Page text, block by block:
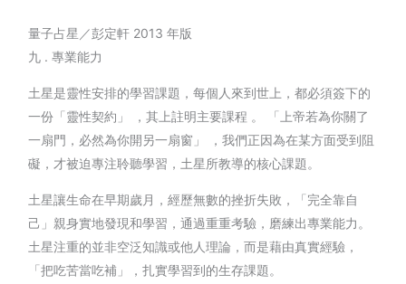
量子占星／彭定軒 2013 年版
九 . 專業能力
土星是靈性安排的學習課題，每個人來到世上，都必須簽下的
一份「靈性契約」 ，其上註明主要課程 。 「上帝若為你關了
一扇門，必然為你開另一扇窗」 ，我們正因為在某方面受到阻
礙，才被迫專注聆聽學習，土星所教導的核心課題。
土星讓生命在早期歲月，經歷無數的挫折失敗，「完全靠自
己」親身實地發現和學習，通過重重考驗，磨練出專業能力。
土星注重的並非空泛知識或他人理論，而是藉由真實經驗，
「把吃苦當吃補」，扎實學習到的生存課題。